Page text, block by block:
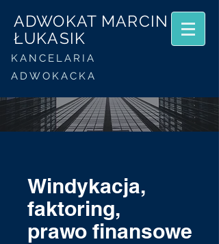
ADWOKAT MARCIN
ŁUKASIK
KANCELARIA
ADWOKACKA
Windykacja,
faktoring,
prawo finansowe